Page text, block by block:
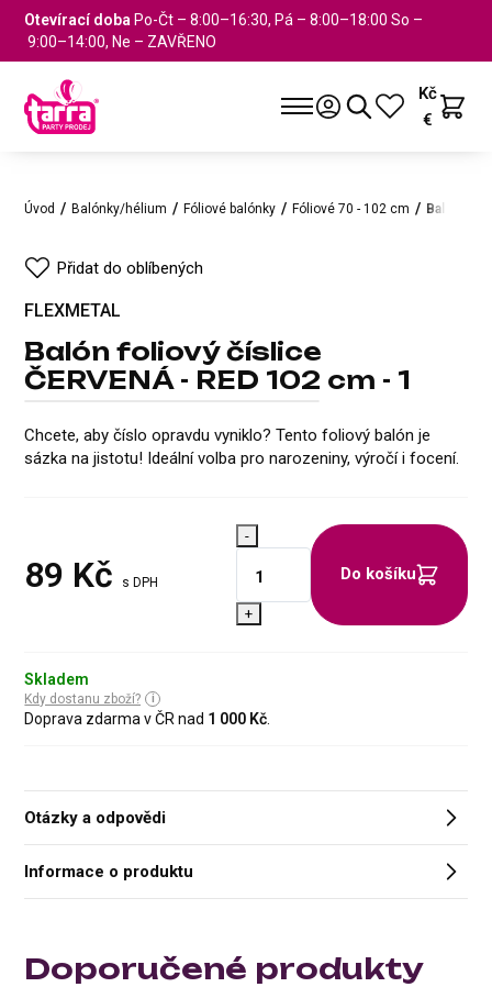
Otevírací doba Po-Čt – 8:00–16:30, Pá – 8:00–18:00 So –
9:00–14:00, Ne – ZAVŘENO
Kč
€
Úvod Balónky/hélium Fóliové balónky Fóliové 70 - 102 cm Balón
Přidat do oblíbených
FLEXMETAL
Balón foliový číslice
ČERVENÁ - RED 102 cm - 1
Chcete, aby číslo opravdu vyniklo? Tento foliový balón je
sázka na jistotu! Ideální volba pro narozeniny, výročí i focení.
89 Kč s DPH
-
+
Do košíku
Skladem
Kdy dostanu zboží?
Doprava zdarma v ČR nad 1 000 Kč
Otázky a odpovědi
Informace o produktu
Doporučené produkty